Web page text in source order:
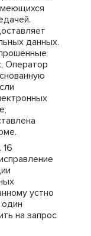
данных.
Оператор
16
устно
на запрос